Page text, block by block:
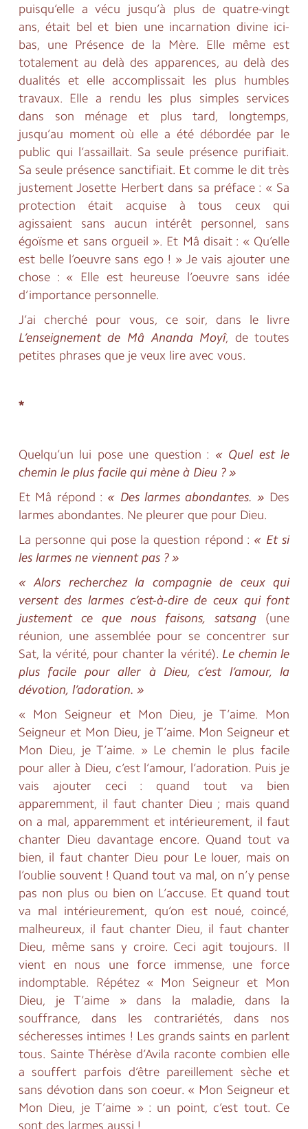
puisqu’elle a vécu jusqu’à plus de quatre-vingt
ans, était bel et bien une incarnation divine ici-
bas, une Présence de la Mère. Elle même est
totalement au delà des apparences, au delà des
dualités et elle accomplissait les plus humbles
travaux. Elle a rendu les plus simples services
dans son ménage et plus tard, longtemps,
jusqu’au moment où elle a été débordée par le
public qui l’assaillait. Sa seule présence purifiait.
Sa seule présence sanctifiait. Et comme le dit très
justement Josette Herbert dans sa préface : « Sa
protection était acquise à tous ceux qui
agissaient sans aucun intérêt personnel, sans
égoïsme et sans orgueil ». Et Mâ disait : « Qu’elle
est belle l’oeuvre sans ego ! » Je vais ajouter une
chose : « Elle est heureuse l’oeuvre sans idée
d’importance personnelle.
J’ai cherché pour vous, ce soir, dans le livre
L’enseignement de Mâ Ananda Moyî, de toutes
petites phrases que je veux lire avec vous.
*
Quelqu’un lui pose une question : « Quel est le
chemin le plus facile qui mène à Dieu ? »
Et Mâ répond : « Des larmes abondantes. » Des
larmes abondantes. Ne pleurer que pour Dieu.
La personne qui pose la question répond : « Et si
les larmes ne viennent pas ? »
« Alors recherchez la compagnie de ceux qui
versent des larmes c’est-à-dire de ceux qui font
justement ce que nous faisons, satsang (une
réunion, une assemblée pour se concentrer sur
Sat, la vérité, pour chanter la vérité). Le chemin le
plus facile pour aller à Dieu, c’est l’amour, la
dévotion, l’adoration. »
« Mon Seigneur et Mon Dieu, je T’aime. Mon
Seigneur et Mon Dieu, je T’aime. Mon Seigneur et
Mon Dieu, je T’aime. » Le chemin le plus facile
pour aller à Dieu, c’est l’amour, l’adoration. Puis je
vais ajouter ceci : quand tout va bien
apparemment, il faut chanter Dieu ; mais quand
on a mal, apparemment et intérieurement, il faut
chanter Dieu davantage encore. Quand tout va
bien, il faut chanter Dieu pour Le louer, mais on
l’oublie souvent ! Quand tout va mal, on n’y pense
pas non plus ou bien on L’accuse. Et quand tout
va mal intérieurement, qu’on est noué, coincé,
malheureux, il faut chanter Dieu, il faut chanter
Dieu, même sans y croire. Ceci agit toujours. Il
vient en nous une force immense, une force
indomptable. Répétez « Mon Seigneur et Mon
Dieu, je T’aime » dans la maladie, dans la
souffrance, dans les contrariétés, dans nos
sécheresses intimes ! Les grands saints en parlent
tous. Sainte Thérèse d’Avila raconte combien elle
a souffert parfois d’être pareillement sèche et
sans dévotion dans son coeur. « Mon Seigneur et
Mon Dieu, je T’aime » : un point, c’est tout. Ce
sont des larmes aussi !